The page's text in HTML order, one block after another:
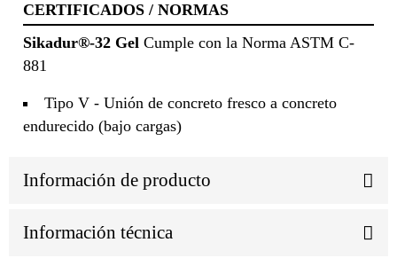
CERTIFICADOS / NORMAS
Sikadur®-32 Gel Cumple con la Norma ASTM C-
881
Tipo V - Unión de concreto fresco a concreto
endurecido (bajo cargas)
Información de producto
Información técnica